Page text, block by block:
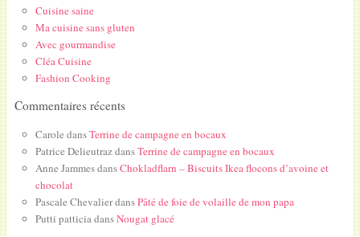
Cuisine saine
Ma cuisine sans gluten
Avec gourmandise
Cléa Cuisine
Fashion Cooking
Commentaires récents
Carole dansTerrine de campagne en bocaux
Patrice DelieutrazdansTerrine de campagne en bocaux
Anne JammesdansChokladflarn – Biscuits Ikea flocons d’avoine et
chocolat
Pascale ChevalierdansPâté de foie de volaille de mon papa
Putti patticiadansNougat glacé